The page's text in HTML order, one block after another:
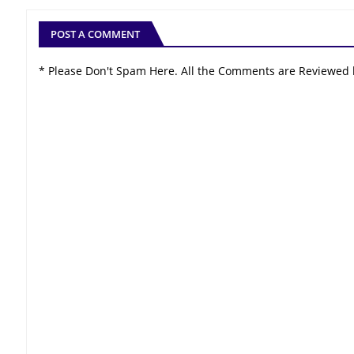
POST A COMMENT
* Please Don't Spam Here. All the Comments are Reviewed